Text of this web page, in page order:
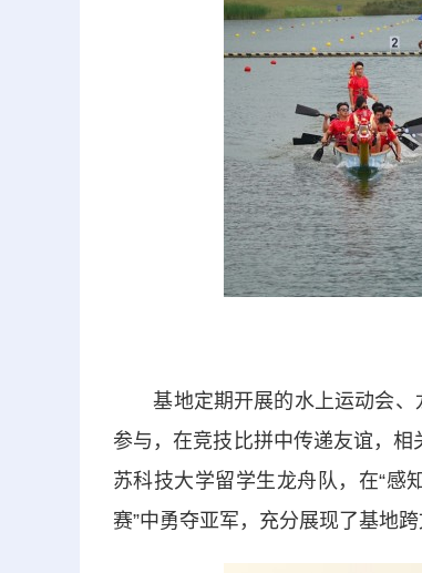
基地定期开展的水上运动会、
参与，在竞技比拼中传递友谊，
苏科技大学留学生龙舟队，在“
赛”中勇夺亚军，充分展现了基地